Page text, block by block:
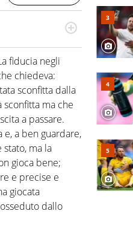
basket: su
copertura
giornalisti ed
notizie e le
contenuti
fiducia negli
chiedeva:
sconfitta dalla
ma che
a passare.
a ben guardare,
ma la
gioca bene;
e precise e
giocata
dallo